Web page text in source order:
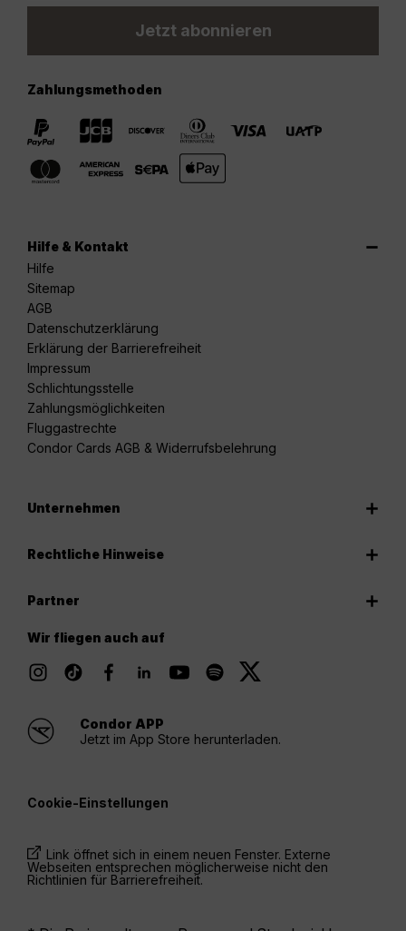
Jetzt abonnieren
Zahlungsmethoden
Hilfe & Kontakt
Hilfe
Sitemap
AGB
Datenschutzerklärung
Erklärung der Barrierefreiheit
Impressum
Schlichtungsstelle
Zahlungsmöglichkeiten
Fluggastrechte
Condor Cards AGB & Widerrufsbelehrung
Unternehmen
Rechtliche Hinweise
Partner
Wir fliegen auch auf
Condor APP
Jetzt im App Store herunterladen.
Cookie-Einstellungen
Link öffnet sich in einem neuen Fenster. Externe
Webseiten entsprechen möglicherweise nicht den
Richtlinien für Barrierefreiheit.